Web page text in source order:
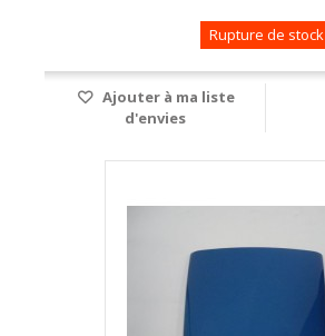
Rupture de stock
Ajouter à ma liste
d'envies